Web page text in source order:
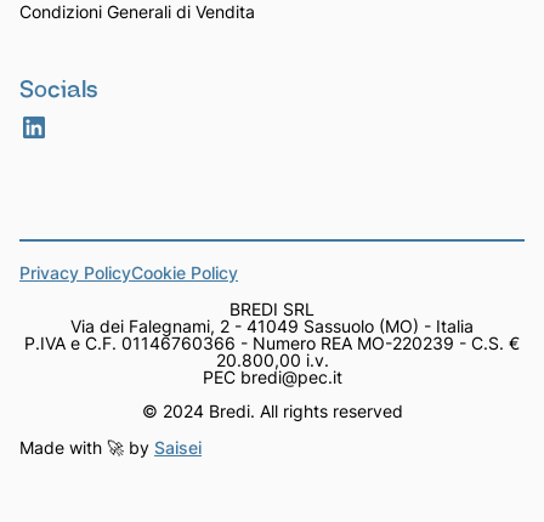
Condizioni Generali di Vendita
Socials
Made with 🚀 by Saisei
BREDI SRL
Via dei Falegnami, 2 - 41049 Sassuolo (MO) - Italia
P.IVA e C.F. 01146760366 - Numero REA MO-220239 - C.S. €
20.800,00 i.v.
PEC bredi@pec.it
© 2024 Bredi. All rights reserved
Privacy PolicyCookie Policy